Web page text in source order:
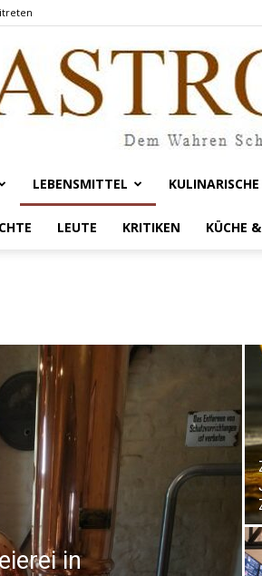
LEBENSMITTEL KULINARISCHE
LEUTE KRITIKEN KÜCHE
in